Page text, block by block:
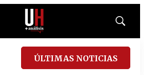
Mostrar
ÚLTIMAS NOTICIAS